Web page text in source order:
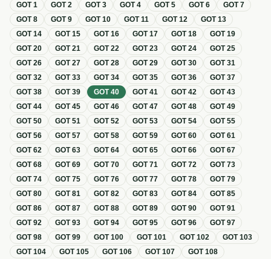
GOT1 GOT2 GOT3 GOT4 GOT5 GOT6 GOT7
GOT8 GOT9 GOT10 GOT11 GOT12 GOT13
GOT14 GOT15 GOT16 GOT17 GOT18 GOT19
GOT20 GOT21 GOT22 GOT23 GOT24 GOT25
GOT26 GOT27 GOT28 GOT29 GOT30 GOT31
GOT32 GOT33 GOT34 GOT35 GOT36 GOT37
GOT38 GOT39 GOT40 GOT41 GOT42 GOT43
GOT44 GOT45 GOT46 GOT47 GOT48 GOT49
GOT50 GOT51 GOT52 GOT53 GOT54 GOT55
GOT56 GOT57 GOT58 GOT59 GOT60 GOT61
GOT62 GOT63 GOT64 GOT65 GOT66 GOT67
GOT68 GOT69 GOT70 GOT71 GOT72 GOT73
GOT74 GOT75 GOT76 GOT77 GOT78 GOT79
GOT80 GOT81 GOT82 GOT83 GOT84 GOT85
GOT86 GOT87 GOT88 GOT89 GOT90 GOT91
GOT92 GOT93 GOT94 GOT95 GOT96 GOT97
GOT98 GOT99 GOT100 GOT101 GOT102 GOT103
GOT104 GOT105 GOT106 GOT107 GOT108